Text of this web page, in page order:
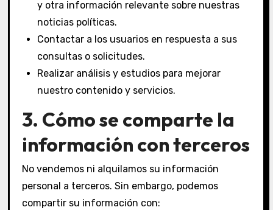
y otra información relevante sobre nuestras
noticias políticas.
Contactar a los usuarios en respuesta a sus
consultas o solicitudes.
Realizar análisis y estudios para mejorar
nuestro contenido y servicios.
3. Cómo se comparte la
información con terceros
No vendemos ni alquilamos su información
personal a terceros. Sin embargo, podemos
compartir su información con: